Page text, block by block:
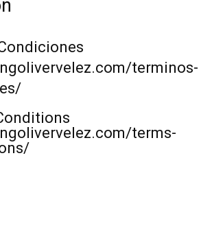
terminos-
terms-